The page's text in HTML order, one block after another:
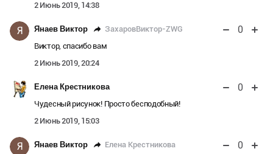
2 Июнь 2019, 14:38
Я Янаев Виктор ЗахаровВиктор-ZWG 0
Виктор, спасибо вам
2 Июнь 2019, 20:24
Елена Крестникова 0
Чудесный рисунок! Просто бесподобный!
2 Июнь 2019, 15:03
Я Янаев Виктор Елена Крестникова 0